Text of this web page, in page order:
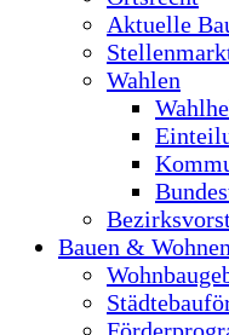
Aktuelle
Wahlen
Bauen & Wohnen